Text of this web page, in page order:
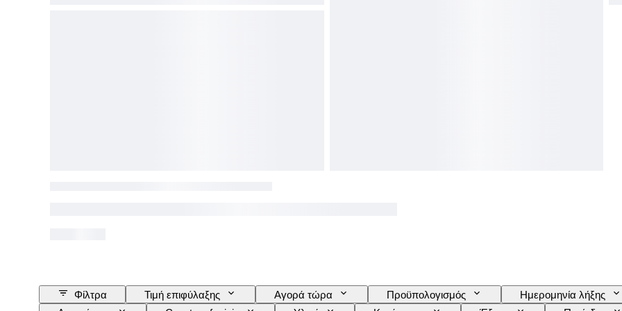
Φίλτρα Τιμή επιφύλαξης Αγορά τώρα Προϋπολογισμός Ημερομηνία λήξης